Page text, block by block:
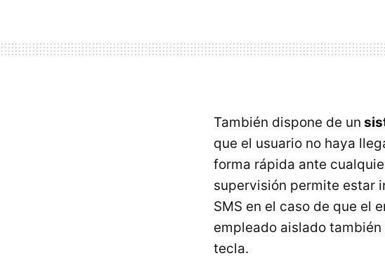
También dispone de un
que el usuario no haya
forma rápida ante
supervisión permite estar
SMS en el caso de que el
empleado aislado
tecla.